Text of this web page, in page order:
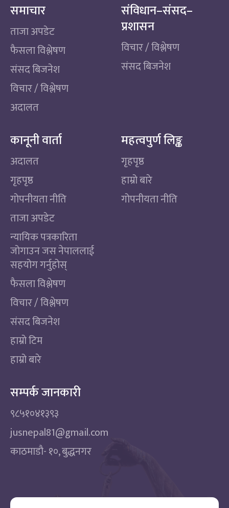
समाचार
ताजा अपडेट
फैसला विश्लेषण
संसद बिजनेश
विचार / विश्लेषण
अदालत
संविधान–संसद–
प्रशासन
विचार / विश्लेषण
संसद बिजनेश
कानूनी वार्ता
अदालत
गृहपृष्ठ
गोपनीयता नीति
ताजा अपडेट
न्यायिक पत्रकारिता
जोगाउन जस नेपाललाई
सहयोग गर्नुहोस्
फैसला विश्लेषण
विचार / विश्लेषण
संसद बिजनेश
हाम्रो टिम
हाम्रो बारे
महत्वपुर्ण लिङ्क
गृहपृष्ठ
हाम्रो बारे
गोपनीयता नीति
सम्पर्क जानकारी
९८५१०४१३९३
jusnepal81@gmail.com
काठमाडाै‌- १०, बुद्धनगर